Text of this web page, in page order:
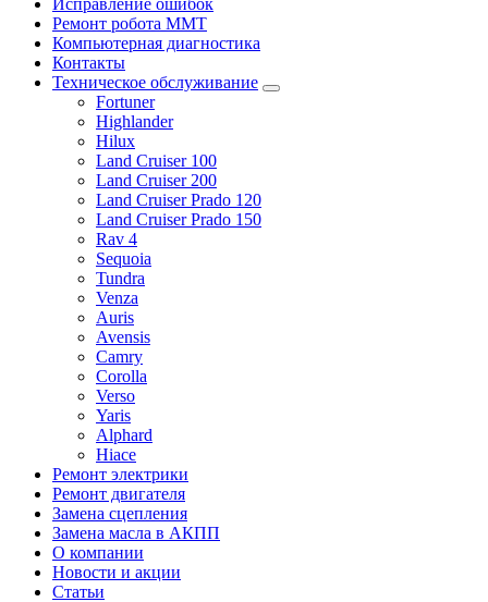
Исправление ошибок
Ремонт робота MMT
Компьютерная диагностика
Контакты
Техническое обслуживание
Fortuner
Highlander
Hilux
Land Cruiser 100
Land Cruiser 200
Land Cruiser Prado 120
Land Cruiser Prado 150
Rav 4
Sequoia
Tundra
Venza
Auris
Avensis
Camry
Corolla
Verso
Yaris
Alphard
Hiace
Ремонт электрики
Ремонт двигателя
Замена сцепления
Замена масла в АКПП
О компании
Новости и акции
Статьи